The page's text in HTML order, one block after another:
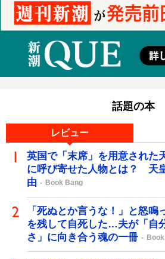
話題の本
レビュー
英国で「末席」を用意された
に呼び寄せた人物とは？ 天
由
Book Bang
「死ぬとか言うな！」と怒鳴
を残して自死した…夫が「自
さ」に向き合う魂の一冊